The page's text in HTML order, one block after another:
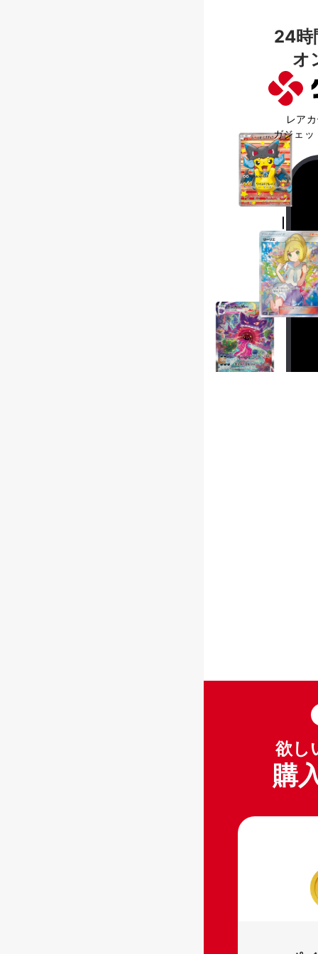
24時
オ
レア
ガジェッ
欲し
購